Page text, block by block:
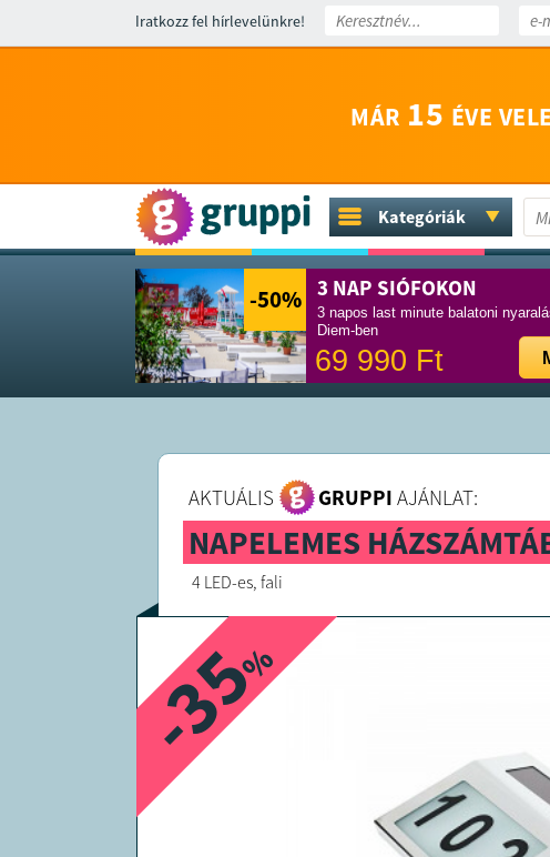
Iratkozz fel hírlevelünkre!
MÁR 15 ÉVE
Kategóriák
-50% 3 NAP SIÓFOKON
3 napos last minute balatoni
Diem-ben
69 990 Ft
AKTUÁLIS GRUPPI AJÁNLAT:
NAPELEMES
4 LED-es, fali
-35
%